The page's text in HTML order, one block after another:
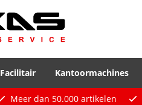
Facilitair Kantoormachines
Meer dan 50.000 artikelen